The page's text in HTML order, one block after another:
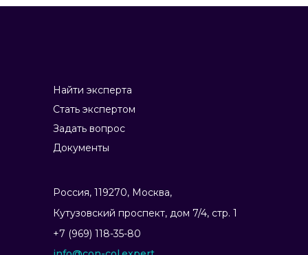
Найти эксперта
Стать экспертом
Задать вопрос
Документы
Россия, 119270, Москва,
+7 (969) 118-35-80
Ку­тузов­ский прос­пект, дом 7/4, стр. 1